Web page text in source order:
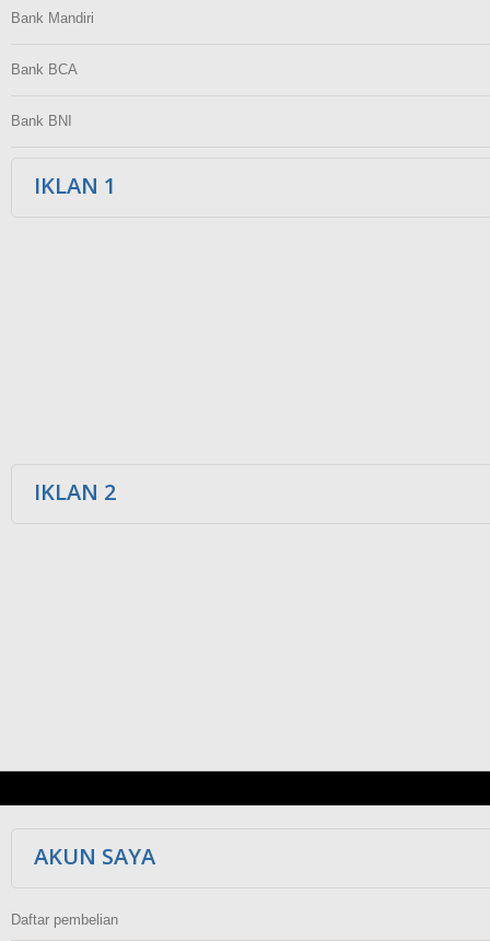
Bank Mandiri
Bank BCA
Bank BNI
IKLAN 1
IKLAN 2
AKUN SAYA
Daftar pembelian